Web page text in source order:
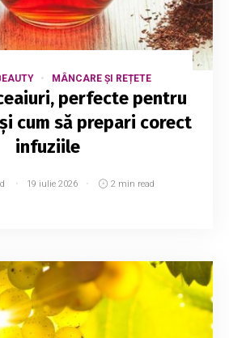
MÂNCARE ȘI REȚETE
perfecte pentru
cum să prepari corect
infuziile
19 iulie 2026 2 min read